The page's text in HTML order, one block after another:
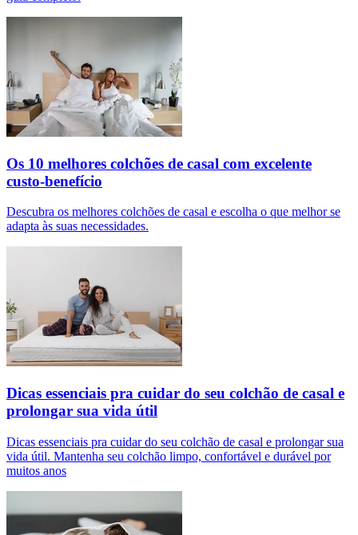
Os 10 melhores colchões de casal com excelente
custo-benefício
Descubra os melhores colchões de casal e escolha o que melhor se
adapta às suas necessidades.
Dicas essenciais pra cuidar do seu colchão de casal e
prolongar sua vida útil
Dicas essenciais pra cuidar do seu colchão de casal e prolongar sua
vida útil. Mantenha seu colchão limpo, confortável e durável por
muitos anos